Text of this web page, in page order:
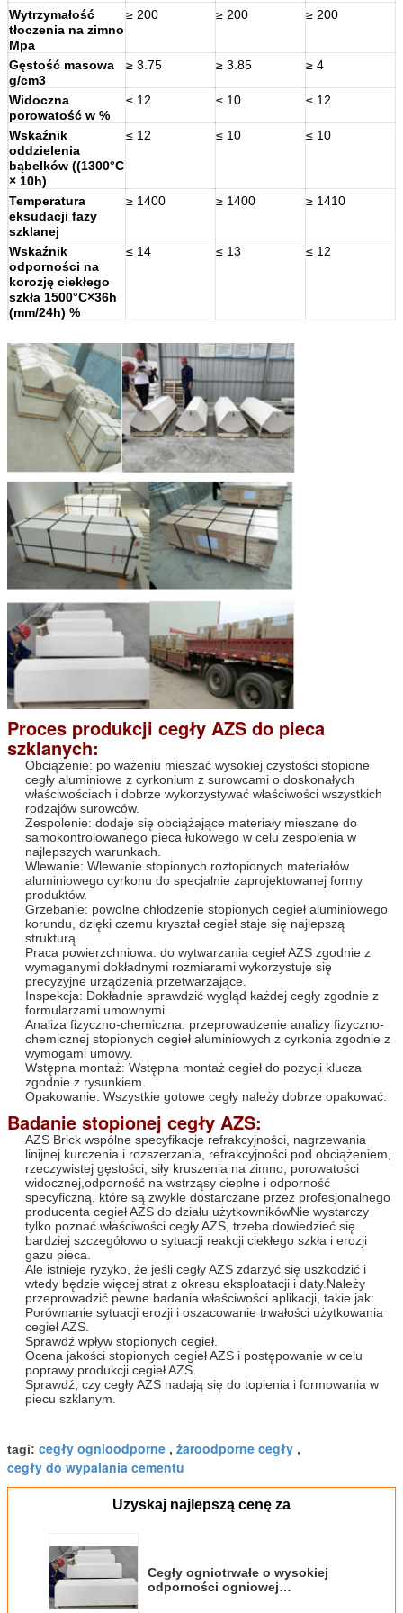
Wytrzymałość
tłoczenia na zimno
Mpa
≥ 200 ≥ 200 ≥ 200
Gęstość masowa
g/cm3
≥ 3.75 ≥ 3.85 ≥ 4
Widoczna
porowatość w %
≤ 12 ≤ 10 ≤ 12
Wskaźnik
oddzielenia
bąbelków ((1300°C
× 10h)
≤ 12 ≤ 10 ≤ 10
Temperatura
eksudacji fazy
szklanej
≥ 1400 ≥ 1400 ≥ 1410
Wskaźnik
odporności na
korozję ciekłego
szkła 1500°C×36h
(mm/24h) %
≤ 14 ≤ 13 ≤ 12
Proces produkcji cegły AZS do pieca
szklanych:
Obciążenie: po ważeniu mieszać wysokiej czystości stopione
cegły aluminiowe z cyrkonium z surowcami o doskonałych
właściwościach i dobrze wykorzystywać właściwości wszystkich
rodzajów surowców.
Zespolenie: dodaje się obciążające materiały mieszane do
samokontrolowanego pieca łukowego w celu zespolenia w
najlepszych warunkach.
Wlewanie: Wlewanie stopionych roztopionych materiałów
aluminiowego cyrkonu do specjalnie zaprojektowanej formy
produktów.
Grzebanie: powolne chłodzenie stopionych cegieł aluminiowego
korundu, dzięki czemu kryształ cegieł staje się najlepszą
strukturą.
Praca powierzchniowa: do wytwarzania cegieł AZS zgodnie z
wymaganymi dokładnymi rozmiarami wykorzystuje się
precyzyjne urządzenia przetwarzające.
Inspekcja: Dokładnie sprawdzić wygląd każdej cegły zgodnie z
formularzami umownymi.
Analiza fizyczno-chemiczna: przeprowadzenie analizy fizyczno-
chemicznej stopionych cegieł aluminiowych z cyrkonia zgodnie z
wymogami umowy.
Wstępna montaż: Wstępna montaż cegieł do pozycji klucza
zgodnie z rysunkiem.
Opakowanie: Wszystkie gotowe cegły należy dobrze opakować.
Badanie stopionej cegły AZS:
AZS Brick wspólne specyfikacje refrakcyjności, nagrzewania
linijnej kurczenia i rozszerzania, refrakcyjności pod obciążeniem,
rzeczywistej gęstości, siły kruszenia na zimno, porowatości
widocznej,odporność na wstrząsy cieplne i odporność
specyficzną, które są zwykle dostarczane przez profesjonalnego
producenta cegieł AZS do działu użytkownikówNie wystarczy
tylko poznać właściwości cegły AZS, trzeba dowiedzieć się
bardziej szczegółowo o sytuacji reakcji ciekłego szkła i erozji
gazu pieca.
Ale istnieje ryzyko, że jeśli cegły AZS zdarzyć się uszkodzić i
wtedy będzie więcej strat z okresu eksploatacji i daty.Należy
przeprowadzić pewne badania właściwości aplikacji, takie jak:
Porównanie sytuacji erozji i oszacowanie trwałości użytkowania
cegieł AZS.
Sprawdź wpływ stopionych cegieł.
Ocena jakości stopionych cegieł AZS i postępowanie w celu
poprawy produkcji cegieł AZS.
Sprawdź, czy cegły AZS nadają się do topienia i formowania w
piecu szklanym.
tagi: cegły ognioodporne , żaroodporne cegły ,
cegły do ​​wypalania cementu
Uzyskaj najlepszą cenę za
Cegły ogniotrwałe o wysokiej
odporności ogniowej